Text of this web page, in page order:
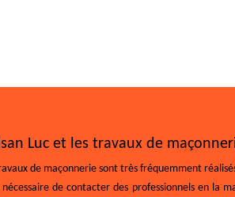
Luc et les travaux de
de maçonnerie sont très fréquemment
de contacter des professionnels en la